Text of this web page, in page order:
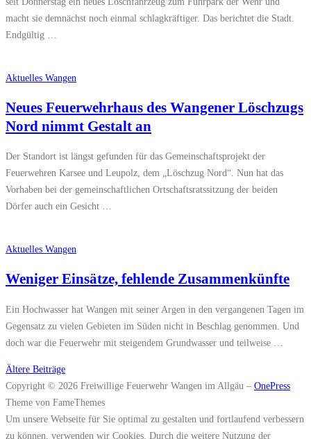
macht sie demnächst noch einmal schlagkräftiger. Das berichtet die Stadt.
Endgültig …
Aktuelles Wangen
Neues Feuerwehrhaus des Wangener Löschzugs
Nord nimmt Gestalt an
Der Standort ist längst gefunden für das Gemeinschaftsprojekt der
Feuerwehren Karsee und Leupolz, dem „Löschzug Nord“. Nun hat das
Vorhaben bei der gemeinschaftlichen Ortschaftsratssitzung der beiden
Dörfer auch ein Gesicht …
Aktuelles Wangen
Weniger Einsätze, fehlende Zusammenkünfte
Ein Hochwasser hat Wangen mit seiner Argen in den vergangenen Tagen im
Gegensatz zu vielen Gebieten im Süden nicht in Beschlag genommen. Und
doch war die Feuerwehr mit steigendem Grundwasser und teilweise …
Beitragsnavigation
Ältere Beiträge
Copyright © 2026 Freiwillige Feuerwehr Wangen im Allgäu – OnePress
Theme von FameThemes
Um unsere Webseite für Sie optimal zu gestalten und fortlaufend verbessern
zu können, verwenden wir Cookies. Durch die weitere Nutzung der